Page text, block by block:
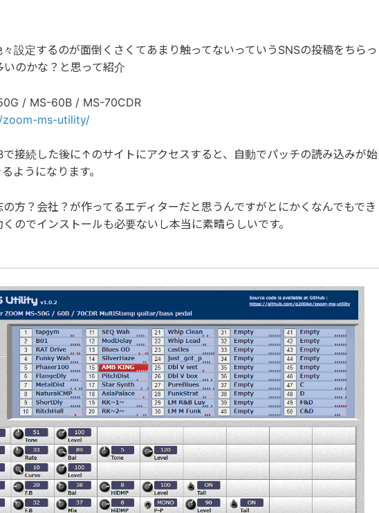
設定するのが面倒くさくてあまり触ってないっていうSNSの投稿をちらっ
のかな？と思って紹介
/ MS-60B / MS-70CDR
ms-utility/
接続した後に↑のサイトにアクセスすると、自動でパッチの読み込みが始
ようになります。
方？会社？が作ってるエディターだと思うんですがとにかくなんでもでき
のでインストールも必要ないし本当に素晴らしいです。